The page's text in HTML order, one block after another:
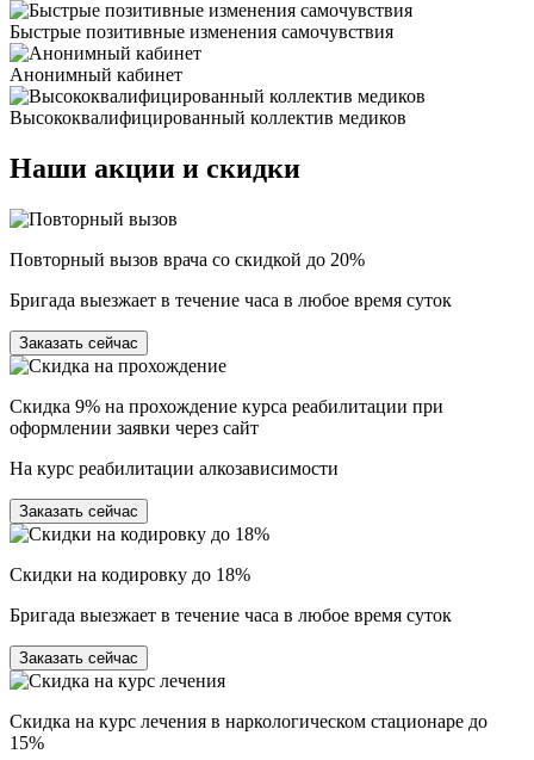
Быстрые позитивные изменения самочувствия
Анонимный кабинет
Высококвалифицированный коллектив медиков
Наши акции и скидки
Повторный вызов врача со скидкой до 20%
Бригада выезжает в течение часа в любое время суток
Заказать сейчас
Скидка 9% на прохождение курса реабилитации при
оформлении заявки через сайт
На курс реабилитации алкозависимости
Заказать сейчас
Скидки на кодировку до 18%
Бригада выезжает в течение часа в любое время суток
Заказать сейчас
Скидка на курс лечения в наркологическом стационаре до
15%